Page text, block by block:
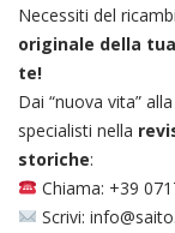
Necessiti del
originale della
te!
Dai “nuova vita”
specialisti nella
storiche:
Chiama: +39
Scrivi: